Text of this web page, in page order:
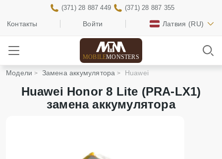
Контакты Войти Латвия (RU)
(371) 28 887 449 (371) 28 887 355
MOBILEMONSTERS
Модели Замена аккумулятора Huawei
Huawei Honor 8 Lite (PRA-LX1)
замена аккумулятора